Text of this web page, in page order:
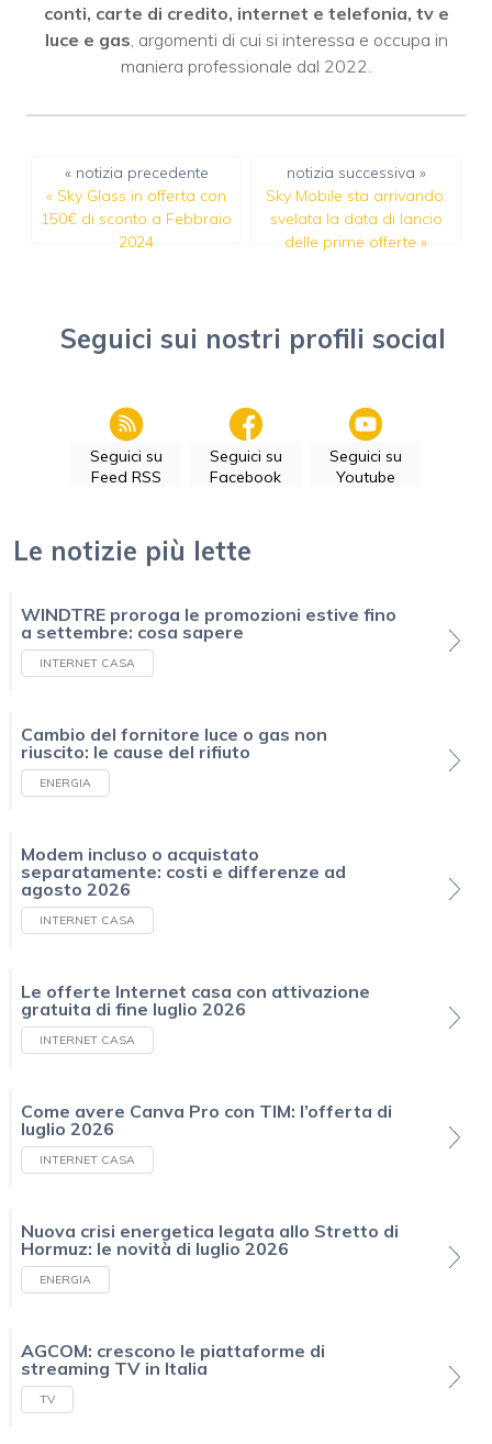
conti, carte di credito, internet e telefonia, tv e
luce e gas , argomenti di cui si interessa e occupa in
maniera professionale dal 2022.
« notizia precedente
« Sky Glass in offerta con
150€ di sconto a Febbraio
2024
notizia successiva »
Sky Mobile sta arrivando:
svelata la data di lancio
delle prime offerte »
Seguici sui nostri profili social
Seguici su
Feed RSS
Seguici su
Facebook
Seguici su
Youtube
Le notizie più lette
WINDTRE proroga le promozioni estive fino
a settembre: cosa sapere
INTERNET CASA
Cambio del fornitore luce o gas non
riuscito: le cause del rifiuto
ENERGIA
Modem incluso o acquistato
separatamente: costi e differenze ad
agosto 2026
INTERNET CASA
Le offerte Internet casa con attivazione
gratuita di fine luglio 2026
INTERNET CASA
Come avere Canva Pro con TIM: l’offerta di
luglio 2026
INTERNET CASA
Nuova crisi energetica legata allo Stretto di
Hormuz: le novità di luglio 2026
ENERGIA
AGCOM: crescono le piattaforme di
streaming TV in Italia
TV